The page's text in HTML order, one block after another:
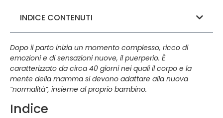
INDICE CONTENUTI
Dopo il parto inizia un momento complesso, ricco di
emozioni e di sensazioni nuove, il puerperio. È
caratterizzato da circa 40 giorni nei quali il corpo e la
mente della mamma si devono adattare alla nuova
“normalità”, insieme al proprio bambino.
Indice